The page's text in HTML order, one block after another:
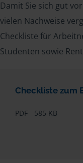
Damit Sie sich gut
vielen Nachweise
Checkliste für
Studenten sowie
Checkliste zum
PDF - 585 KB